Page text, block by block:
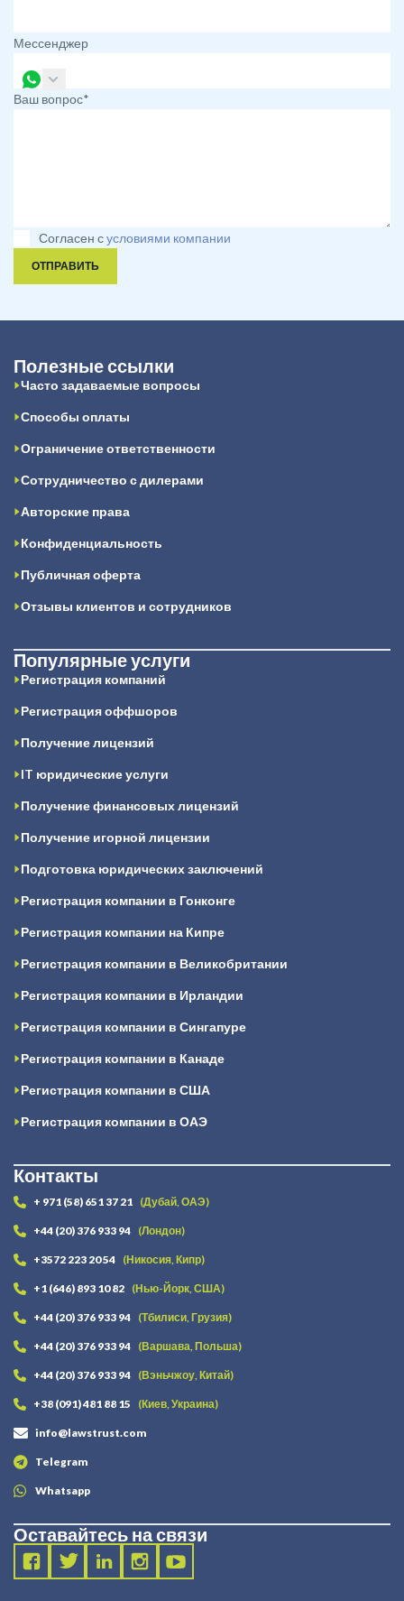
Мессенджер
Ваш вопрос*
Согласен сусловиями компании
ОТПРАВИТЬ
Полезные ссылки
Часто задаваемые вопросы
Способы оплаты
Ограничение ответственности
Сотрудничество с дилерами
Авторские права
Конфиденциальность
Публичная оферта
Отзывы клиентов и сотрудников
Популярные услуги
Регистрация компаний
Регистрация оффшоров
Получение лицензий
IT юридические услуги
Получение финансовых лицензий
Получение игорной лицензии
Подготовка юридических заключений
Регистрация компании в Гонконге
Регистрация компании на Кипре
Регистрация компании в Великобритании
Регистрация компании в Ирландии
Регистрация компании в Сингапуре
Регистрация компании в Канаде
Регистрация компании в США
Регистрация компании в ОАЭ
Контакты
+ 971 (58) 651 37 21 (Дубай, ОАЭ)
+44 (20) 376 933 94 (Лондон)
+3572 223 20 54 (Никосия, Кипр)
+1 (646) 893 10 82 (Нью-Йорк, США)
+44 (20) 376 933 94 (Тбилиси, Грузия)
+44 (20) 376 933 94 (Варшава, Польша)
+44 (20) 376 933 94 (Вэньчжоу, Китай)
+38 (091) 481 88 15 (Киев, Украина)
info@lawstrust.com
Telegram
Whatsapp
Оставайтесь на связи